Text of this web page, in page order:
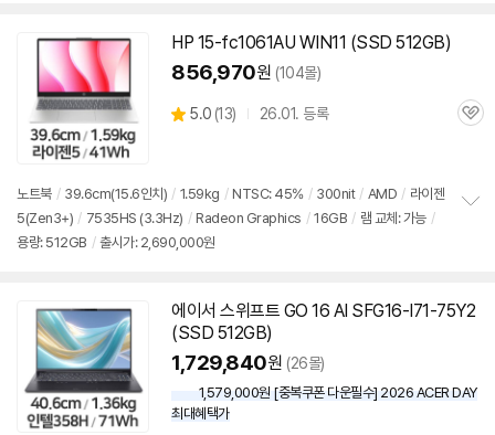
HP 15-fc1061AU WIN11 (SSD 512GB)
856,970원 (104몰)
별
5.0 (상
뷰
13) 26.01. 등록
관
노트북 / 39.6cm(15.6인치) / 1.59kg / NTSC: 45% / 300nit / AMD / 라이젠
5(Zen3+) / 7535HS (3.3Hz) / Radeon Graphics / 16GB / 램 교체: 가능 /
용량: 512GB / 출시가: 2,690,000원
기
에이서 스위프트 GO 16 AI SFG16-I71-75Y2
(SSD 512GB)
1,729,840원 (26몰)
1,579,000원 [중복쿠폰 다운필수] 2026 ACER DAY
최대혜택가